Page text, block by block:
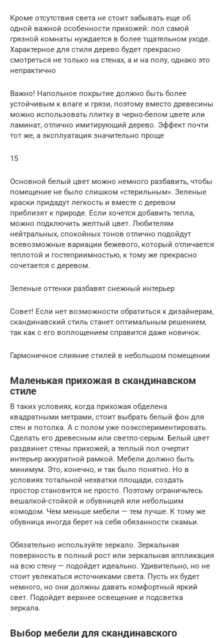
Кроме отсутствия света не стоит забывать еще об
одной важной особенности прихожей: пол самой
грязной комнаты нуждается в более тщательном уходе.
Характерное для стиля дерево будет прекрасно
смотреться не только на стенах, а и на полу, однако это
непрактично
Важно! Напольное покрытие должно быть более
устойчивым к влаге и грязи, поэтому вместо древесины
можно использовать плитку в черно-белом цвете или
ламинат, отлично имитирующий дерево. Эффект почти
тот же, а эксплуатация значительно проще
15
Основной белый цвет можно немного разбавить, чтобы
помещение не было слишком «стерильным». Зеленые
краски придадут легкость и вместе с деревом
приблизят к природе. Если хочется добавить тепла,
можно подключить желтый цвет. Любителям
нейтральных, спокойных тонов отлично подойдут
всевозможные вариации бежевого, который отличается
теплотой и гостеприимностью, к тому же прекрасно
сочетается с деревом.
Зеленые оттенки разбавят снежный интерьер
Совет! Если нет возможности обратиться к дизайнерам,
скандинавский стиль станет оптимальным решением,
так как с его воплощением справится даже новичок.
Гармоничное слияние стилей в небольшом помещении
Маленькая прихожая в скандинавском
стиле
В таких условиях, когда прихожая обделена
квадратными метрами, стоит выбрать белый фон для
стен и потолка. А с полом уже поэкспериментировать.
Сделать его древесным или светло-серым. Белый цвет
раздвинет стены прихожей, а теплый пол очертит
интерьер аккуратной рамкой. Мебели должно быть
минимум. Это, конечно, и так было понятно. Но в
условиях тотальной нехватки площади, создать
простор становится не просто. Поэтому ограничьтесь
вешалкой-стойкой и обувницей или небольшим
комодом. Чем меньше мебели — тем лучше. К тому же
обувница иногда берет на себя обязанности скамьи.
Обязательно используйте зеркало. Зеркальная
поверхность в полный рост или зеркальная аппликация
на всю стену — подойдет идеально. Удивительно, но не
стоит увлекаться источниками света. Пусть их будет
немного, но они должны давать комфортный яркий
свет. Подойдет верхнее освещение и подсветка
зеркала.
Выбор мебели для скандинавского